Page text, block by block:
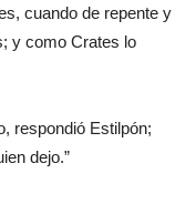
cuando de repente y
y como Crates lo
respondió Estilpón;
dejo.”